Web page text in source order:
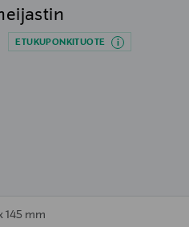
ETUKUPONKITUOTE
145 mm